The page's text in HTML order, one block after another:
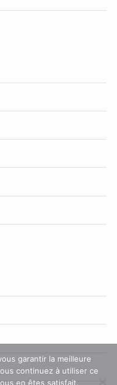
garantir la meilleure
continuez à utiliser ce
en êtes satisfait.